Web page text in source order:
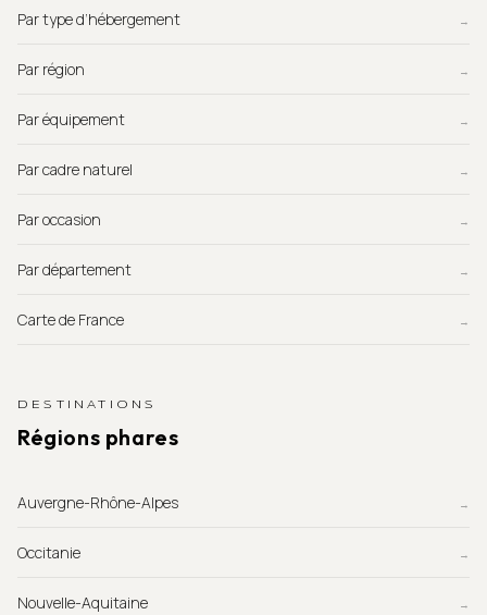
Par type d’hébergement →
Par région →
Par équipement →
Par cadre naturel →
Par occasion →
Par département →
Carte de France →
DESTINATIONS
Régions phares
Auvergne-Rhône-Alpes →
Occitanie →
Nouvelle-Aquitaine →